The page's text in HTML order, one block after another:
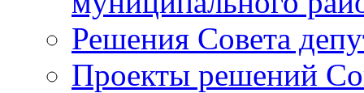
Решения Совета
Проекты решений